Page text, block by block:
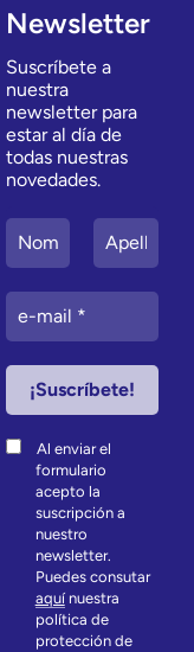
Newsletter
Suscríbete a
nuestra
newsletter para
estar al día de
todas nuestras
novedades.
Al enviar el
formulario
acepto la
suscripción a
nuestro
newsletter.
Puedes consutar
aquínuestra
política de
protección de